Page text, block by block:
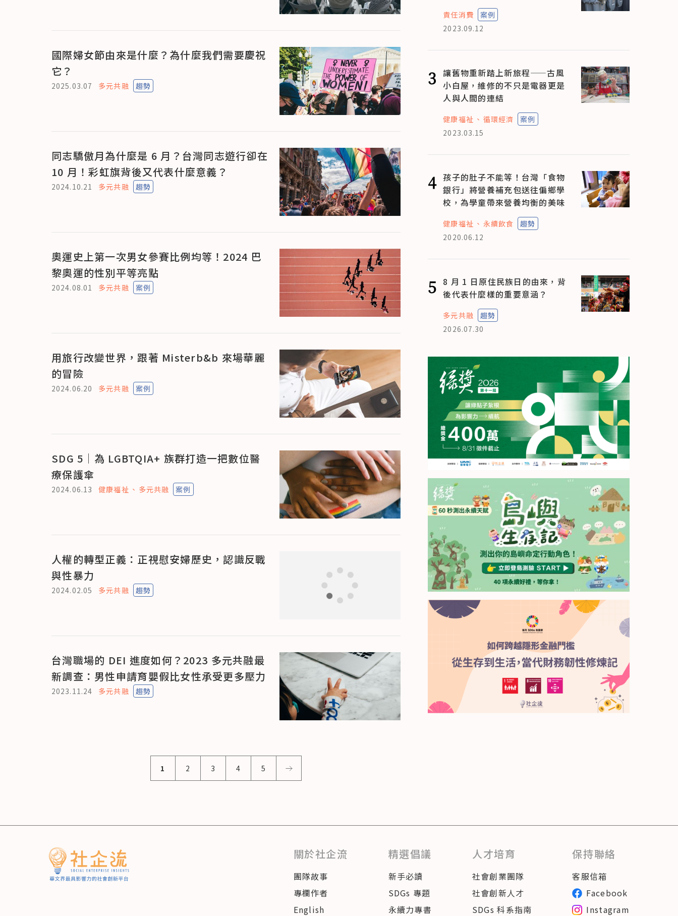
國際婦女節由來是什麼？為什麼我們需要慶祝
它？
2025.03.07 多元共融 趨勢
同志驕傲月為什麼是 6 月？台灣同志遊行卻在
10 月！彩虹旗背後又代表什麼意義？
2024.10.21 多元共融 趨勢
奧運史上第一次男女參賽比例均等！2024 巴
黎奧運的性別平等亮點
2024.08.01 多元共融 案例
用旅行改變世界，跟著 Misterb&b 來場華麗
的冒險
2024.06.20 多元共融 案例
SDG 5｜為 LGBTQIA+ 族群打造一把數位醫
療保護傘
2024.06.13 健康福祉 多元共融 案例
人權的轉型正義：正視慰安婦歷史，認識反戰
與性暴力
2024.02.05 多元共融 趨勢
台灣職場的 DEI 進度如何？2023 多元共融最
新調查：男性申請育嬰假比女性承受更多壓力
2023.11.24 多元共融 趨勢
1 2 3 4 5
責任消費
案例
2023.09.12
3
讓舊物重新踏上新旅程——古風
小白屋，維修的不只是電器更是
人與人間的連結
健康福祉 循環經濟
案例
2023.03.15
4 孩子的肚子不能等！台灣「食物
銀行」將營養補充包送往偏鄉學
校，為學童帶來營養均衡的美味
健康福祉 永續飲食
趨勢
2020.06.12
5 8 月 1 日原住民族日的由來，背
後代表什麼樣的重要意涵？
多元共融
趨勢
2026.07.30
關於社企流
團隊故事
專欄作者
English
精選倡議
新手必讀
SDGs 專題
永續力專書
人才培育
社會創業團隊
社會創新人才
SDGs 科系指南
保持聯絡
客服信箱
Facebook
Instagram